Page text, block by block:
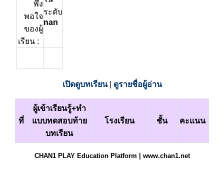
พึง
พอใจ
ของผู้
เรียน :
ระดับ
nan
เปิดดูบทเรียน| ดูรายชื่อผู้อ่าน
ที่
ผู้เข้าเรียนรู้+ทำ
แบบทดสอบท้าย
บทเรียน
โรงเรียน ชั้น คะแนน
CHAN1 PLAY Education Platform | www.chan1.net